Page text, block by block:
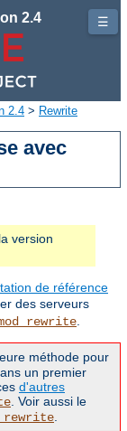
2.4
2.4 > Rewrite
avec
version
de référence
des serveurs
méthode pour
un premier
d'autres
. Voir aussi le
☰